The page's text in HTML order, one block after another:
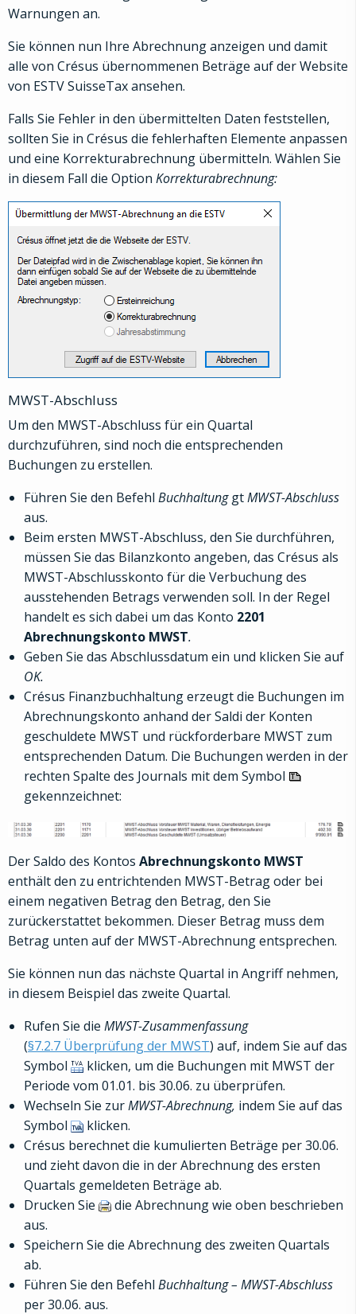
Warnungen an.
Sie können nun Ihre Abrechnung anzeigen und damit
alle von Crésus übernommenen Beträge auf der Website
von ESTV SuisseTax ansehen.
Falls Sie Fehler in den übermittelten Daten feststellen,
sollten Sie in Crésus die fehlerhaften Elemente anpassen
und eine Korrekturabrechnung übermitteln. Wählen Sie
in diesem Fall die Option Korrekturabrechnung:
MWST-Abschluss
Um den MWST-Abschluss für ein Quartal
durchzuführen, sind noch die entsprechenden
Buchungen zu erstellen.
Führen Sie den Befehl BuchhaltunggtMWST-Abschluss
aus.
Beim ersten MWST-Abschluss, den Sie durchführen,
müssen Sie das Bilanzkonto angeben, das Crésus als
MWST-Abschlusskonto für die Verbuchung des
ausstehenden Betrags verwenden soll. In der Regel
handelt es sich dabei um das Konto 2201
Abrechnungskonto MWST.
Geben Sie das Abschlussdatum ein und klicken Sie auf
OK.
Crésus Finanzbuchhaltung erzeugt die Buchungen im
Abrechnungskonto anhand der Saldi der Konten
geschuldete MWST und rückforderbare MWST zum
entsprechenden Datum. Die Buchungen werden in der
rechten Spalte des Journals mit dem Symbol
gekennzeichnet:
Der Saldo des Kontos Abrechnungskonto MWST
enthält den zu entrichtenden MWST-Betrag oder bei
einem negativen Betrag den Betrag, den Sie
zurückerstattet bekommen. Dieser Betrag muss dem
Betrag unten auf der MWST-Abrechnung entsprechen.
Sie können nun das nächste Quartal in Angriff nehmen,
in diesem Beispiel das zweite Quartal.
Rufen Sie die MWST-Zusammenfassung
(§7.2.7 Überprüfung der MWST) auf, indem Sie auf das
Symbol
klicken, um die Buchungen mit MWST der
Periode vom 01.01. bis 30.06. zu überprüfen.
Wechseln Sie zurMWST-Abrechnung, indem Sie auf das
Symbol
klicken.
Crésus berechnet die kumulierten Beträge per 30.06.
und zieht davon die in der Abrechnung des ersten
Quartals gemeldeten Beträge ab.
Drucken Sie
die Abrechnung wie oben beschrieben
aus.
Speichern Sie die Abrechnung des zweiten Quartals
ab.
Führen Sie den Befehl Buchhaltung – MWST-Abschluss
per 30.06. aus.